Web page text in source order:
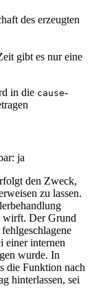
des erzeugten
gibt es nur eine
in die cause-
ja
den Zweck,
zu lassen.
wirft. Der Grund
einer internen
wurde. In
die Funktion nach
hinterlassen, sei